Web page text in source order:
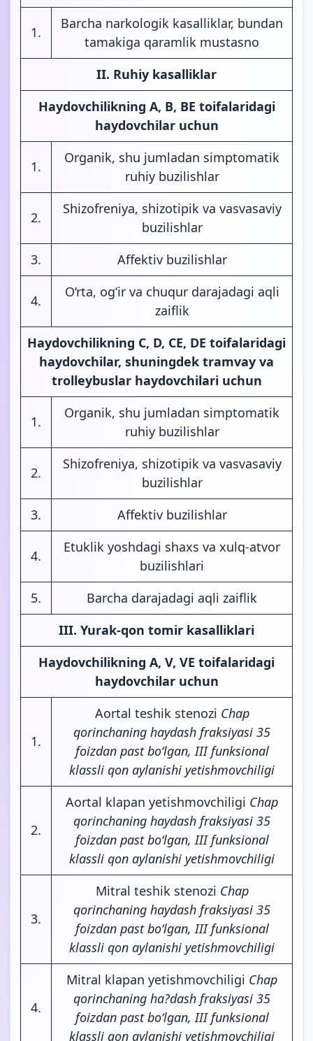
1.
Barcha narkologik kasalliklar, bundan
tamakiga qaramlik mustasno
II. Ruhiy kasalliklar
Haydovchilikning A, B, BE toifalaridagi
haydovchilar uchun
1.
Organik, shu jumladan simptomatik
ruhiy buzilishlar
2.
Shizofreniya, shizotipik va vasvasaviy
buzilishlar
3.
Affektiv buzilishlar
4.
O‘rta, og‘ir va chuqur darajadagi aqli
zaiflik
Haydovchilikning C, D, CE, DE toifalaridagi
haydovchilar, shuningdek tramvay va
trolleybuslar haydovchilari uchun
1.
Organik, shu jumladan simptomatik
ruhiy buzilishlar
2.
Shizofreniya, shizotipik va vasvasaviy
buzilishlar
3.
Affektiv buzilishlar
4.
Etuklik yoshdagi shaxs va xulq-atvor
buzilishlari
5.
Barcha darajadagi aqli zaiflik
III. Yurak-qon tomir kasalliklari
Haydovchilikning A, V, VE toifalaridagi
haydovchilar uchun
1.
Aortal teshik stenozi Chap
qorinchaning haydash fraksiyasi 35
foizdan past bo‘lgan, III funksional
klassli qon aylanishi yetishmovchiligi
2.
Aortal klapan yetishmovchiligi Chap
qorinchaning haydash fraksiyasi 35
foizdan past bo‘lgan, III funksional
klassli qon aylanishi yetishmovchiligi
3.
Mitral teshik stenozi Chap
qorinchaning haydash fraksiyasi 35
foizdan past bo‘lgan, III funksional
klassli qon aylanishi yetishmovchiligi
4.
Mitral klapan yetishmovchiligi Chap
qorinchaning ha?dash fraksiyasi 35
foizdan past bo‘lgan, III funksional
klassli qon aylanishi yetishmovchiligi